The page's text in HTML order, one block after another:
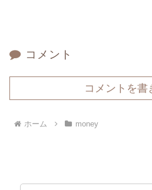
コメント
コメントを書
ホーム money